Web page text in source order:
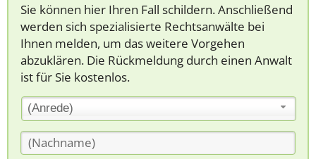
Sie können hier Ihren Fall schildern. Anschließend
werden sich spezialisierte Rechtsanwälte bei
Ihnen melden, um das weitere Vorgehen
abzuklären. Die Rückmeldung durch einen Anwalt
ist für Sie kostenlos.
(Anrede)